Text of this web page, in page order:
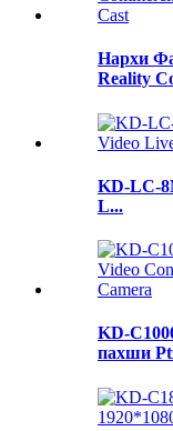
Нархи
Reality
KD-LC-
L...
KD-
пахши